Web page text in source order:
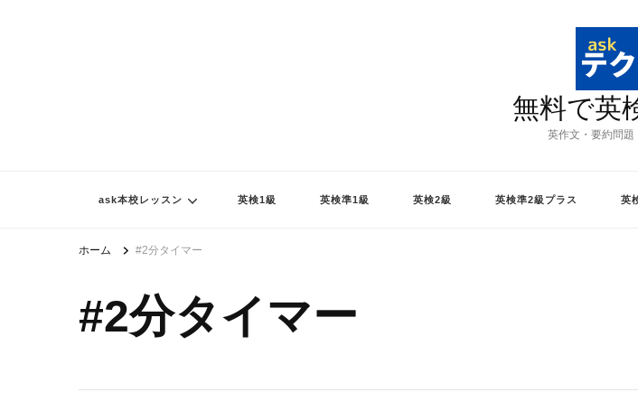
無料で英
英作文・要約問題
ask本校レッスン 英検1級 英検準1級 英検2級 英検準2級プラス 英
ホーム #2分タイマー
#2分タイマー